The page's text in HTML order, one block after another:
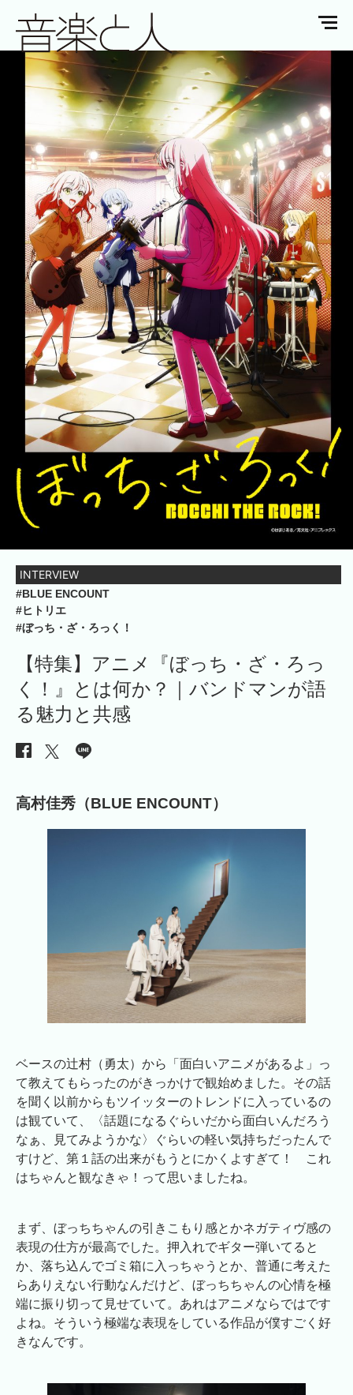
INTERVIEW
#BLUE ENCOUNT
#ヒトリエ
#ぼっち・ざ・ろっく！
【特集】アニメ『ぼっち・ざ・ろっ
く！』とは何か？｜バンドマンが語
る魅力と共感
高村佳秀（BLUE ENCOUNT）
ベースの辻村（勇太）から「面白いアニメがあるよ」っ
て教えてもらったのがきっかけで観始めました。その話
を聞く以前からもツイッターのトレンドに入っているの
は観ていて、〈話題になるぐらいだから面白いんだろう
なぁ、見てみようかな〉ぐらいの軽い気持ちだったんで
すけど、第１話の出来がもうとにかくよすぎて！ これ
はちゃんと観なきゃ！って思いましたね。
まず、ぼっちちゃんの引きこもり感とかネガティヴ感の
表現の仕方が最高でした。押入れでギター弾いてると
か、落ち込んでゴミ箱に入っちゃうとか、普通に考えた
らありえない行動なんだけど、ぼっちちゃんの心情を極
端に振り切って見せていて。あれはアニメならではです
よね。そういう極端な表現をしている作品が僕すごく好
きなんです。